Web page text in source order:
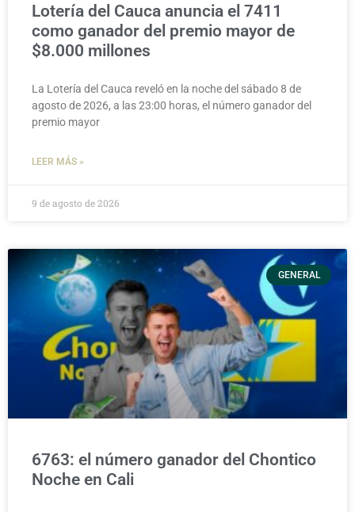
Lotería del Cauca anuncia el 7411
como ganador del premio mayor de
$8.000 millones
La Lotería del Cauca reveló en la noche del sábado 8 de
agosto de 2026, a las 23:00 horas, el número ganador del
premio mayor
LEER MÁS »
9 de agosto de 2026
GENERAL
6763: el número ganador del Chontico
Noche en Cali